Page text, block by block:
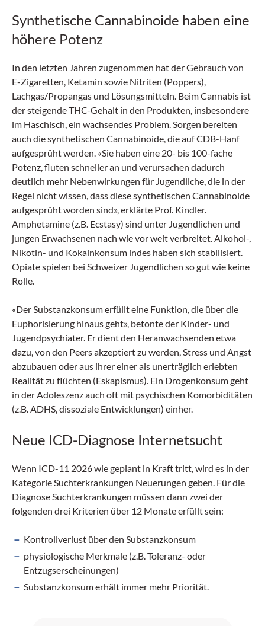
Synthetische Cannabinoide haben eine
höhere Potenz
In den letzten Jahren zugenommen hat der Gebrauch von
E-Zigaretten, Ketamin sowie Nitriten (Poppers),
Lachgas/Propangas und Lösungsmitteln. Beim Cannabis ist
der steigende THC-Gehalt in den Produkten, insbesondere
im Haschisch, ein wachsendes Problem. Sorgen bereiten
auch die synthetischen Cannabinoide, die auf CDB-Hanf
aufgesprüht werden. «Sie haben eine 20- bis 100-fache
Potenz, fluten schneller an und verursachen dadurch
deutlich mehr Nebenwirkungen für Jugendliche, die in der
Regel nicht wissen, dass diese synthetischen Cannabinoide
aufgesprüht worden sind», erklärte Prof. Kindler.
Amphetamine (z.B. Ecstasy) sind unter Jugendlichen und
jungen Erwachsenen nach wie vor weit verbreitet. Alkohol-,
Nikotin- und Kokainkonsum indes haben sich stabilisiert.
Opiate spielen bei Schweizer Jugendlichen so gut wie keine
Rolle.
«Der Substanzkonsum erfüllt eine Funktion, die über die
Euphorisierung hinaus geht», betonte der Kinder- und
Jugendpsychiater. Er dient den Heranwachsenden etwa
dazu, von den Peers akzeptiert zu werden, Stress und Angst
abzubauen oder aus ihrer einer als unerträglich erlebten
Realität zu flüchten (Eskapismus). Ein Drogenkonsum geht
in der Adoleszenz auch oft mit psychischen Komorbiditäten
(z.B. ADHS, dissoziale Entwicklungen) einher.
Neue ICD-Diagnose Internetsucht
Wenn ICD-11 2026 wie geplant in Kraft tritt, wird es in der
Kategorie Suchterkrankungen Neuerungen geben. Für die
Diagnose Suchterkrankungen müssen dann zwei der
folgenden drei Kriterien über 12 Monate erfüllt sein:
Kontrollverlust über den Substanzkonsum
physiologische Merkmale (z.B. Toleranz- oder
Entzugserscheinungen)
Substanzkonsum erhält immer mehr Priorität.